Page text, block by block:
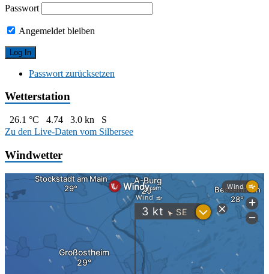
Passwort
Angemeldet bleiben
Passwort zurücksetzen
Wetterstation
26.1 °C 4.74 3.0 kn
S
Zu den Live-Daten vom Silbersee
Windwetter